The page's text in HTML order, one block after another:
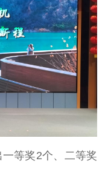
影市场
等奖2个、二等奖